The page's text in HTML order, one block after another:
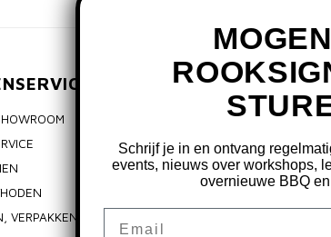
VERPAKKEN & RETOURNEREN
Schrijf je in en ontvang
events, nieuws over workshops,
overnieuwe BBQ